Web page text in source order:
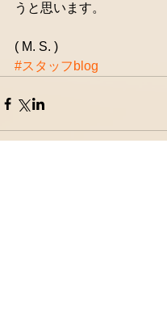
うと思います。
( M. S. )
#スタッフblog